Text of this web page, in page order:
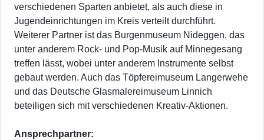
verschiedenen Sparten anbietet, als auch diese in
Jugendeinrichtungen im Kreis verteilt durchführt.
Weiterer Partner ist das Burgenmuseum Nideggen, das
unter anderem Rock- und Pop-Musik auf Minnegesang
treffen lässt, wobei unter anderem Instrumente selbst
gebaut werden. Auch das Töpfereimuseum Langerwehe
und das Deutsche Glasmalereimuseum Linnich
beteiligen sich mit verschiedenen Kreativ-Aktionen.
Ansprechpartner: